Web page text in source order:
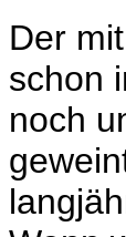
Der
schon
noch